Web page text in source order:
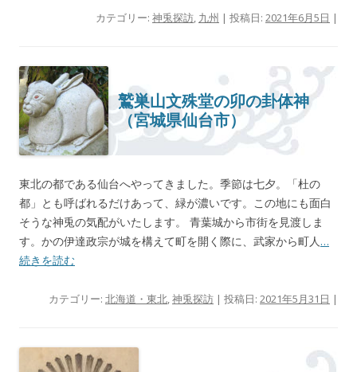
カテゴリー: 神兎探訪, 九州 | 投稿日: 2021年6月5日 |
鷲巣山文殊堂の卯の卦体神
（宮城県仙台市）
東北の都である仙台へやってきました。季節は七夕。「杜の
都」とも呼ばれるだけあって、緑が濃いです。この地にも面白
そうな神兎の気配がいたします。 青葉城から市街を見渡しま
す。かの伊達政宗が城を構えて町を開く際に、武家から町人…
続きを読む
カテゴリー: 北海道・東北,神兎探訪 | 投稿日: 2021年5月31日 |